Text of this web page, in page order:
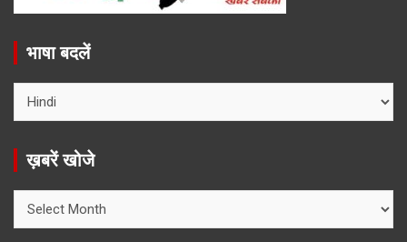
भाषा बदलें
ख़बरें खोजे
खोजे